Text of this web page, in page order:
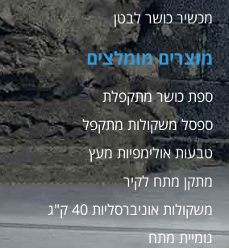
מכשיר כושר לבטן
מוצרים מומלצים
ספת כושר מתקפלת
ספסל משקולות מתקפל
טבעות אולימפיות מעץ
מתקן מתח לקיר
משקולות אוניברסליות 40 ק"ג
גומיית מתח